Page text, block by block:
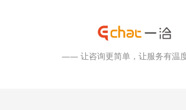
—— 让咨询更简单，让服务有